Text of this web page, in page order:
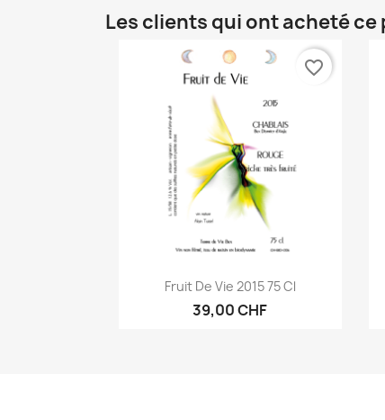
Les clients qui ont acheté
Aperçu rapide
Fruit De Vie 2015 75 Cl
39,00 CHF
favorite_border